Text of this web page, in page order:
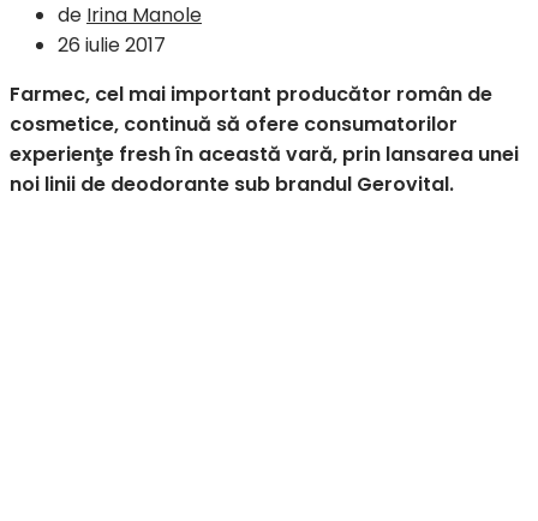
de Irina Manole
26 iulie 2017
Farmec, cel mai important producător român de
cosmetice, continuă să ofere consumatorilor
experienţe fresh în această vară, prin lansarea unei
noi linii de deodorante sub brandul Gerovital.